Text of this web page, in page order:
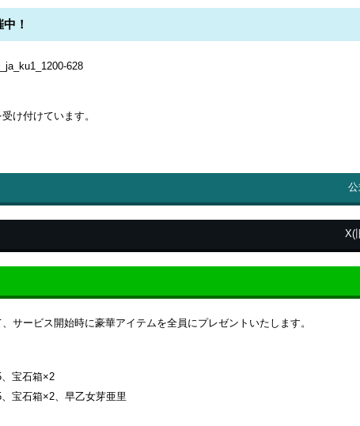
！
け付けています。
公
X(
サービス開始時に豪華アイテムを全員にプレゼントいたします。
宝石箱×2
宝石箱×2、早乙女芽亜里